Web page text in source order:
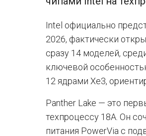
Intel официально
2026, фактически
сразу 14 моделей,
ключевой
12 ядрами Xe3,
Panther Lake — это
техпроцессу 18A. Он
питания PowerVia с